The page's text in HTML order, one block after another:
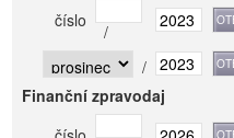
číslo
/
/
Finanční zpravodaj